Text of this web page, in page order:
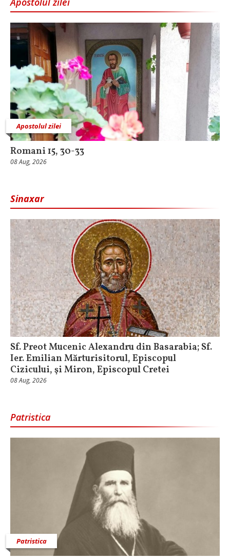
Apostolul zilei
Romani 15, 30-33
08 Aug, 2026
Sinaxar
Sf. Preot Mucenic Alexandru din Basarabia; Sf.
Ier. Emilian Mărturisitorul, Episcopul
Cizicului, şi Miron, Episcopul Cretei
08 Aug, 2026
Patristica
Patristica